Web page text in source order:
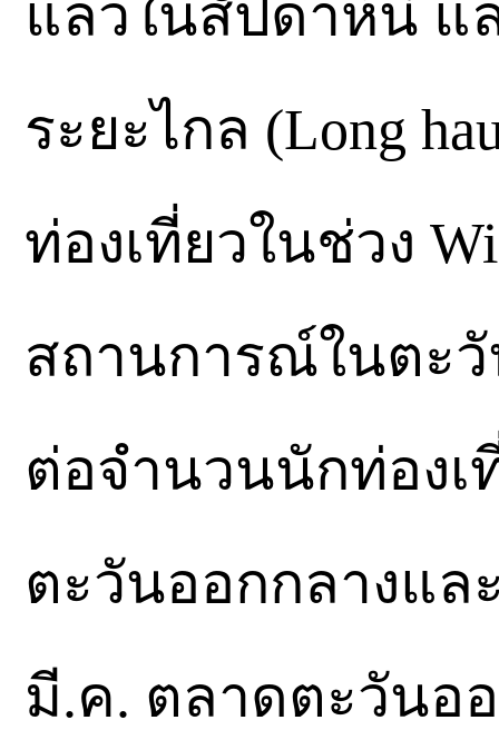
แล้วในสัปดาห์นี้ แ
ระยะไกล (Long
ท่องเที่ยวในช่วง
สถานการณ์ในตะวั
ต่อจำนวนนักท่องเ
ตะวันออกกลางแล
มี.ค. ตลาดตะวันอ